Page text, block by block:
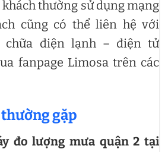
khách thường sử dụng mạng
cũng có thể liên hệ với
chữa điện lạnh – điện tử
fanpage Limosa trên các
thường gặp
đo lượng mưa quận 2 tại